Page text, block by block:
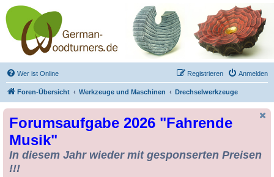
Drechseln und
Kunsthandwerk -
German-Woodturners
*Forum Sauerland*
Der Treffpunkt für Drechsler und Freunde des Kunsthandwerks
Wer ist Online Anmelden
Registrieren
Foren-Übersicht Werkzeuge und Maschinen Drechselwerkzeuge
Forumsaufgabe 2026 "Fahrende
Musik"
In diesem Jahr wieder mit gesponserten Preisen
!!!